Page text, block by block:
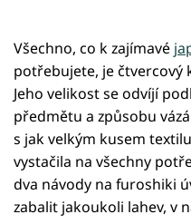
Všechno, co k zajímavé
potřebujete, je čtvercový
Jeho velikost se odvíjí
předmětu a způsobu
s jak velkým kusem
vystačila na všechny
dva návody na furoshiki
zabalit jakoukoli lahev, v